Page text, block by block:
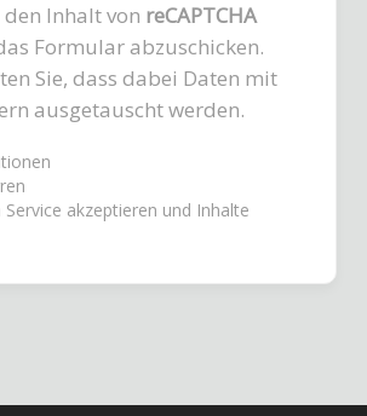
den Inhalt von reCAPTCHA
Formular abzuschicken.
Sie, dass dabei Daten mit
ausgetauscht werden.
Service akzeptieren und Inhalte